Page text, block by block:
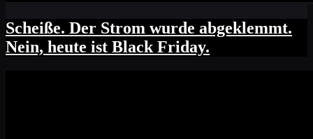
Scheiße. Der Strom wurde abgeklemmt.
Nein, heute ist Black Friday.